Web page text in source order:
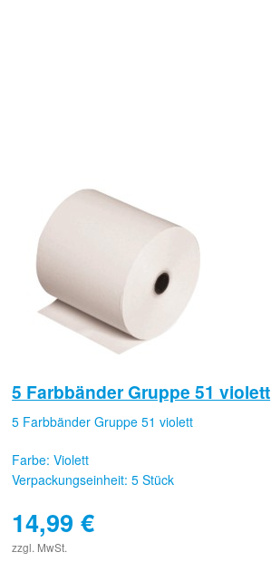
5 Farbbänder Gruppe 51 violett
5 Farbbänder Gruppe 51 violett
Farbe: Violett
Verpackungseinheit: 5 Stück
14,99€
zzgl. MwSt.